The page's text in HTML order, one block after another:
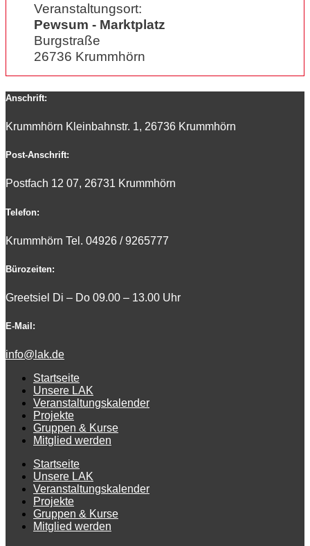
Veranstaltungsort:
Pewsum - Marktplatz
Burgstraße
26736 Krummhörn
Anschrift:
Krummhörn Kleinbahnstr. 1, 26736 Krummhörn
Post-Anschrift:
Postfach 12 07, 26731 Krummhörn
Telefon:
Krummhörn Tel. 04926 / 9265777
Bürozeiten:
Greetsiel Di – Do 09.00 – 13.00 Uhr
E-Mail:
info@lak.de
Startseite
Unsere LAK
Veranstaltungskalender
Projekte
Gruppen & Kurse
Mitglied werden
Startseite
Unsere LAK
Veranstaltungskalender
Projekte
Gruppen & Kurse
Mitglied werden